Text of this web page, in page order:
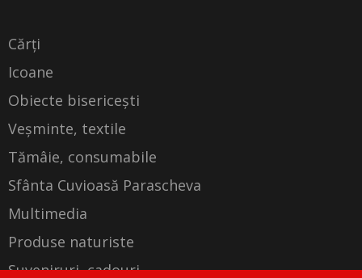
Cărți
Icoane
Obiecte bisericești
Veșminte, textile
Tămâie, consumabile
Sfânta Cuvioasă Parascheva
Multimedia
Produse naturiste
Suveniruri, cadouri